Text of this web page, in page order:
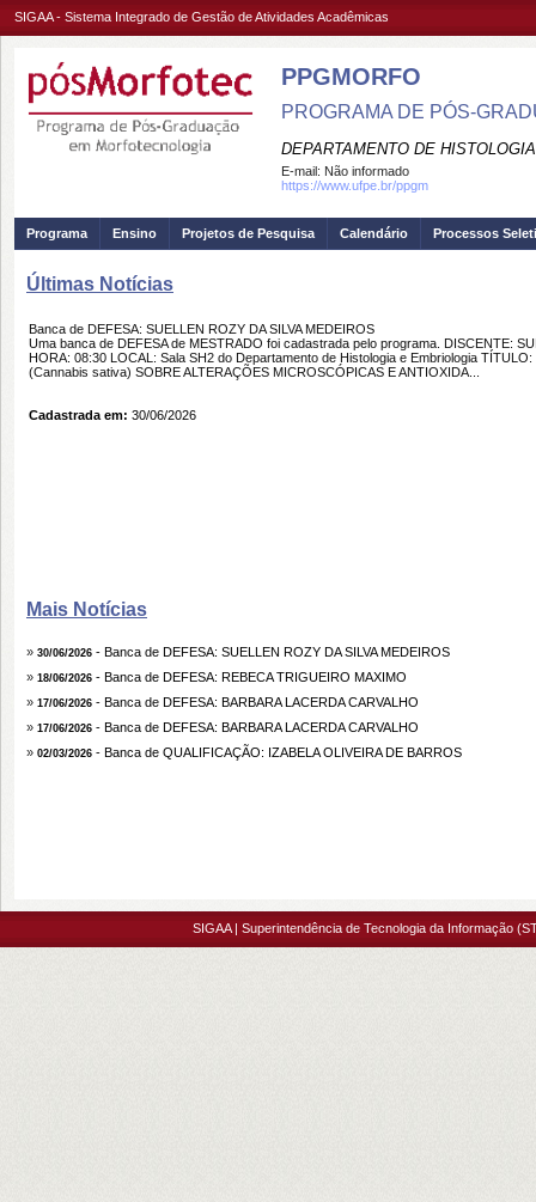
SIGAA - Sistema Integrado de Gestão de Atividades Acadêmicas
PPGMORFO
PROGRAMA DE PÓS-
DEPARTAMENTO DE
E-mail: Não informado
https://www.ufpe.br/ppgm
Programa Ensino Projetos de Pesquisa Calendário Processos
Últimas Notícias
Banca de DEFESA: SUELLEN ROZY DA SILVA MEDEIROS
Uma banca de DEFESA de MESTRADO foi cadastrada pelo programa. DISCENTE:
HORA: 08:30 LOCAL: Sala SH2 do Departamento de Histologia e Embriologia
(Cannabis sativa) SOBRE ALTERAÇÕES MICROSCÓPICAS E ANTIOXIDA...
Cadastrada em: 30/06/2026
Mais Notícias
» 30/06/2026 - Banca de DEFESA: SUELLEN ROZY DA SILVA MEDEIROS
» 18/06/2026 - Banca de DEFESA: REBECA TRIGUEIRO MAXIMO
» 17/06/2026 - Banca de DEFESA: BARBARA LACERDA CARVALHO
» 17/06/2026 - Banca de DEFESA: BARBARA LACERDA CARVALHO
» 02/03/2026 - Banca de QUALIFICAÇÃO: IZABELA OLIVEIRA DE BARROS
SIGAA | Superintendência de Tecnologia da Informação